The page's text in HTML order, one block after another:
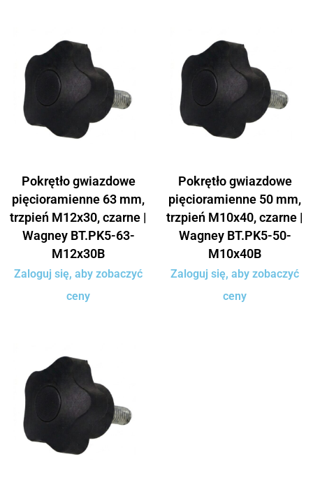
Pokrętło gwiazdowe
pięcioramienne 63 mm,
trzpień M12x30, czarne |
Wagney BT.PK5-63-
M12x30B
Zaloguj się, aby zobaczyć
ceny
Pokrętło gwiazdowe
pięcioramienne 50 mm,
trzpień M10x40, czarne |
Wagney BT.PK5-50-
M10x40B
Zaloguj się, aby zobaczyć
ceny